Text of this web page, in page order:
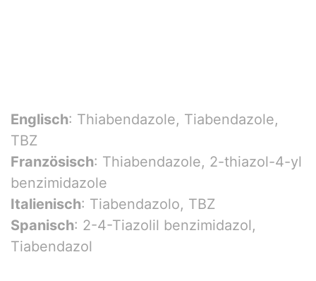
Englisch: Thiabendazole, Tiabendazole,
TBZ
Französisch: Thiabendazole, 2-thiazol-4-yl
benzimidazole
Italienisch: Tiabendazolo, TBZ
Spanisch: 2-4-Tiazolil benzimidazol,
Tiabendazol